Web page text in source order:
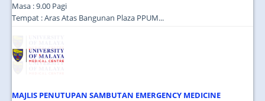
Masa : 9.00 Pagi
Tempat : Aras Atas Bangunan Plaza PPUM...
MAJLIS PENUTUPAN SAMBUTAN EMERGENCY MEDICINE